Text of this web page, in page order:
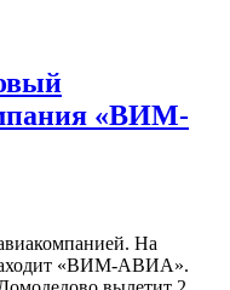
«ВИМ-
На
«ВИМ-АВИА».